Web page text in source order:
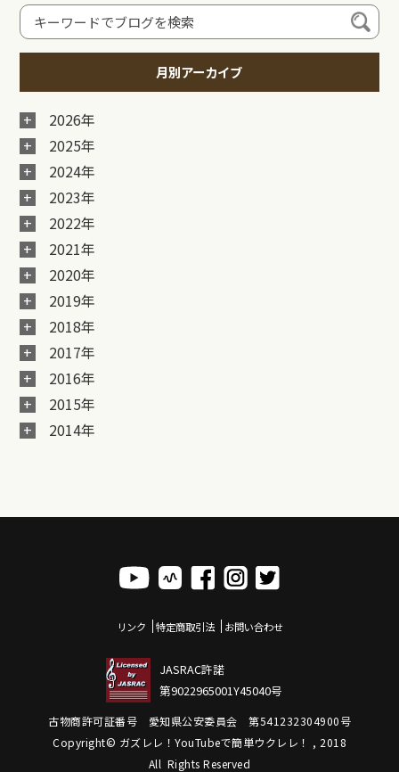
月別アーカイブ
2026年
2025年
2024年
2023年
2022年
2021年
2020年
2019年
2018年
2017年
2016年
2015年
2014年
リンク 特定商取引法 お問い合わせ
JASRAC許諾
第9022965001Y45040号
古物商許可証番号 愛知県公安委員会 第541232304900号
Copyright© ガズレレ！YouTubeで簡単ウクレレ！ , 2018
All Rights Reserved